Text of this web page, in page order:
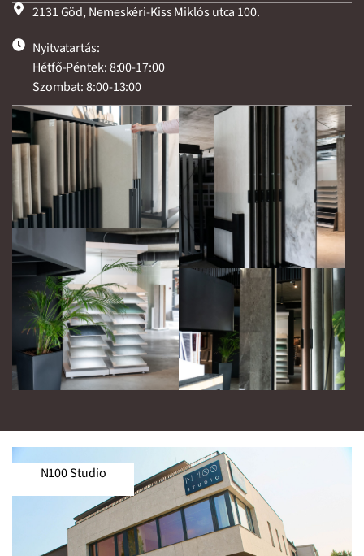
2131 Göd, Nemeskéri-Kiss Miklós utca 100.
Nyitvatartás:
Hétfő-Péntek: 8:00-17:00
Szombat: 8:00-13:00
N100 Studio